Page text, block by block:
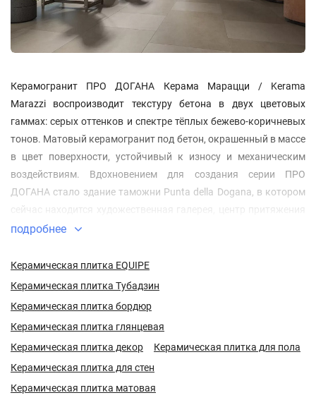
Керамогранит ПРО ДОГАНА Керама Марацци / Kerama
Marazzi воспроизводит текстуру бетона в двух цветовых
гаммах: серых оттенков и спектре тёплых бежево-коричневых
тонов. Матовый керамогранит под бетон, окрашенный в массе
в цвет поверхности, устойчивый к износу и механическим
воздействиям. Вдохновением для создания серии ПРО
ДОГАНА стало здание таможни Punta della Dogana, в котором
сейчас находится художественная галерея, центр притяжения
ценителей современного искусства. Поверхности стен старой
слоем бетона, и только в некоторых местах архитектор
оставил открытой оригинальную кирпичную кладку.
В серии ПРО ДОГАННА к каждому цвету плитки предлагаются
керамогранитные ступени размером 30х80 см с четырьмя
противоскользящими пропилами, а также подступенки и
плинтусы, с помощью которых можно быстро и эстетично
оформить лестничные пролёты. Керамический гранит ПРО
подробнее
Керамическая плитка EQUIPE
Керамическая плитка Тубадзин
Керамическая плитка бордюр
Керамическая плитка глянцевая
Керамическая плитка декор
Керамическая плитка для пола
Керамическая плитка для стен
Керамическая плитка матовая